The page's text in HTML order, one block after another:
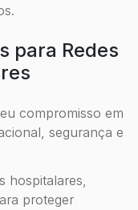
para Redes
compromisso em
segurança e
hospitalares,
proteger